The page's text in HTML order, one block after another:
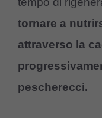
tornare a
attraverso la
pescherecci.